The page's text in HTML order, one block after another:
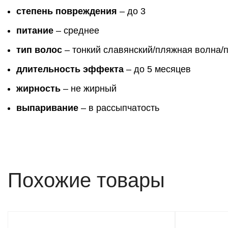
степень повреждения – до 3
питание – среднее
тип волос – тонкий славянский/пляжная волна/
длительность эффекта – до 5 месяцев
жирность – не жирный
выпаривание – в рассыпчатость
Похожие товары